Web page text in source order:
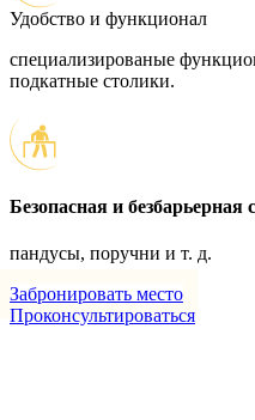
Удобство и функционал
специализированые
подкатные столики.
Безопасная и безбарьерная
пандусы, поручни и т. д.
Забронировать место
Проконсультироваться